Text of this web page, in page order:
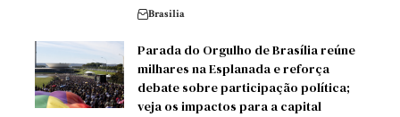
Brasilia
Parada do Orgulho de Brasília reúne
milhares na Esplanada e reforça
debate sobre participação política;
veja os impactos para a capital